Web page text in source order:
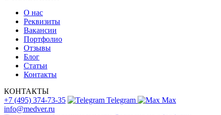
О нас
Реквизиты
Вакансии
Портфолио
Отзывы
Блог
Статьи
Контакты
КОНТАКТЫ
+7 (495) 374-73-35
Telegram
Max
info@medver.ru